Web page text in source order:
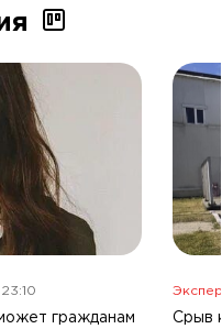
гражданам
Срыв